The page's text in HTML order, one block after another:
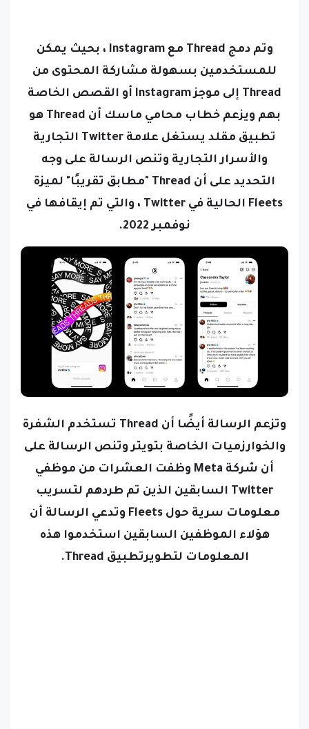
وتم دمج Thread مع Instagram ، بحيث يمكن
للمستخدمين بسهولة مشاركة المحتوى من
Thread إلى موجز Instagram أو القصص الخاصة
بهم
ويزعم خطاب محامي ماسك أن Thread هو
تطبيق مقلد يستغل علامة Twitter التجارية
والأسرار التجارية وتنص الرسالة على وجه
التحديد على أن Thread "مطابق تقريبًا" لميزة
Fleets الحالية في Twitter ، والتي تم إيقافها في
نوفمبر 2022.
وتزعم الرسالة أيضًا أن Thread تستخدم الشفرة
والخوارزميات الخاصة بتويتر وتنص الرسالة على
أن شركة Meta وظفت العشرات من موظفي
Twitter السابقين الذين تم طردهم لتسريب
معلومات سرية حول Fleets وتدعي الرسالة أن
هؤلاء الموظفين السابقين استخدموا هذه
المعلومات لتطويرتطبيق Thread
.